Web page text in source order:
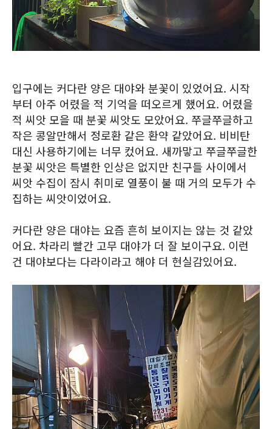
입구에는 커다란 양은 대야와 분꽃이 있었어요. 시작
부터 아주 어렸을 적 기억을 떠오르게 했어요. 어렸을
적 씨앗 모을 때 분꽃 씨앗도 모았어요. 쭈글쭈글하고
작은 콩알만해서 정로환 같은 환약 같았어요. 비비탄
대신 사용하기에는 너무 컸어요. 새까맣고 쭈글쭈글한
분꽃 씨앗은 특별한 인상은 없지만 친구들 사이에서
씨앗 수집이 잠시 취미로 열풍이 불 때 거의 모두가 수
집하는 씨앗이었어요.
커다란 양은 대야는 요즘 흔히 보이지는 않는 것 같았
어요. 차라리 빨간 고무 대야가 더 잘 보이구요. 이런
건 대야보다는 다라이라고 해야 더 현실감있어요.